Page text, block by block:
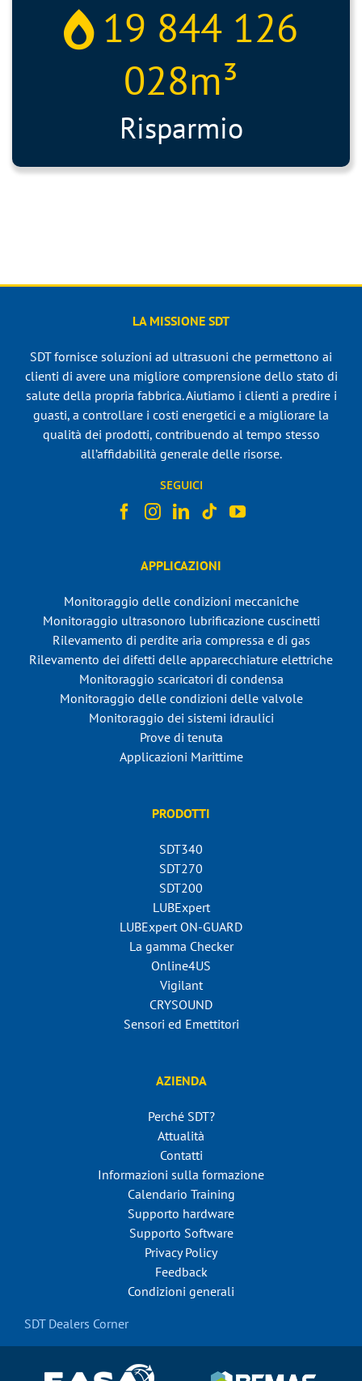
19 844 126
028m³
Risparmio
LA MISSIONE SDT
SDT fornisce soluzioni ad ultrasuoni che permettono ai
clienti di avere una migliore comprensione dello stato di
salute della propria fabbrica. Aiutiamo i clienti a predire i
guasti, a controllare i costi energetici e a migliorare la
qualità dei prodotti, contribuendo al tempo stesso
all’affidabilità generale delle risorse.
SEGUICI
APPLICAZIONI
Monitoraggio delle condizioni meccaniche
Monitoraggio ultrasonoro lubrificazione cuscinetti
Rilevamento di perdite aria compressa e di gas
Rilevamento dei difetti delle apparecchiature elettriche
Monitoraggio scaricatori di condensa
Monitoraggio delle condizioni delle valvole
Monitoraggio dei sistemi idraulici
Prove di tenuta
Applicazioni Marittime
PRODOTTI
SDT340
SDT270
SDT200
LUBExpert
LUBExpert ON-GUARD
La gamma Checker
Online4US
Vigilant
CRYSOUND
Sensori ed Emettitori
AZIENDA
Perché SDT?
Attualità
Contatti
Informazioni sulla formazione
Calendario Training
Supporto hardware
Supporto Software
Privacy Policy
Feedback
Condizioni generali
SDT Dealers Corner